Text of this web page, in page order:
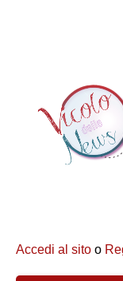
Accedi al sito o